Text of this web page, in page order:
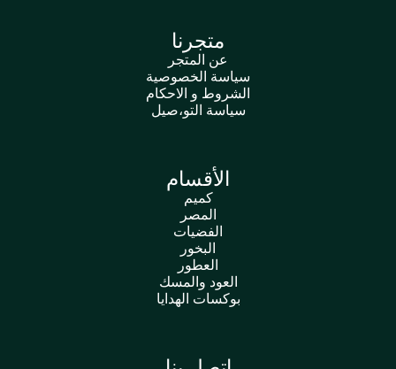
متجرنا
عن المتجر
سياسة الخصوصية
الشروط و الاحكام
سياسة التو،صيل
الأقسام
كميم
المصر
الفضيات
البخور
العطور
العود والمسك
بوكسات الهدايا